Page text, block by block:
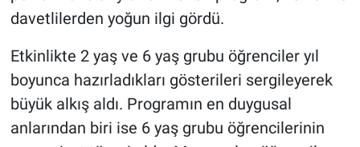
davetlilerden yoğun ilgi gördü.
Etkinlikte 2 yaş ve 6 yaş grubu öğrenciler yıl
boyunca hazırladıkları gösterileri sergileyerek
büyük alkış aldı. Programın en duygusal
anlarından biri ise 6 yaş grubu öğrencilerinin